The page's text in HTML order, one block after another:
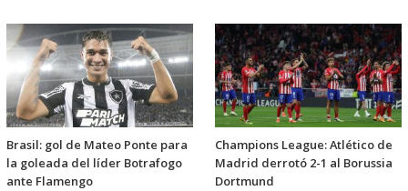
Brasil: gol de Mateo Ponte para
la goleada del líder Botrafogo
ante Flamengo
Champions League: Atlético de
Madrid derrotó 2-1 al Borussia
Dortmund